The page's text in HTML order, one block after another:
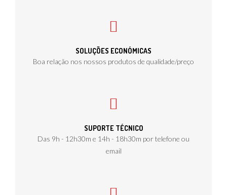
SOLUÇÕES ECONÓMICAS
Boa relação nos nossos produtos de qualidade/preço
SUPORTE TÉCNICO
Das 9h - 12h30m e 14h - 18h30m por telefone ou
email